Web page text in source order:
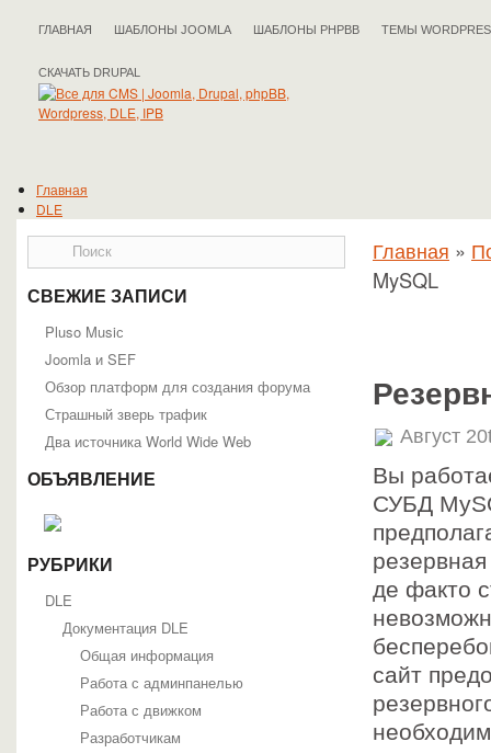
ГЛАВНАЯ ШАБЛОНЫ JOOMLA ШАБЛОНЫ PHPBB ТЕМЫ
СКАЧАТЬ DRUPAL
Главная
DLE
Joomla
phpBB
WordPress
Полезные статьи
СВЕЖИЕ ЗАПИСИ
Pluso Musiс
Joomla и SEF
Обзор платформ для создания форума
Страшный зверь трафик
Два источника World Wide Web
ОБЪЯВЛЕНИЕ
РУБРИКИ
DLE
Документация DLE
Общая информация
Работа с админпанелью
Работа с движком
Разработчикам
Главная »
MySQL
Август
Вы
СУБД
де факто
сайт